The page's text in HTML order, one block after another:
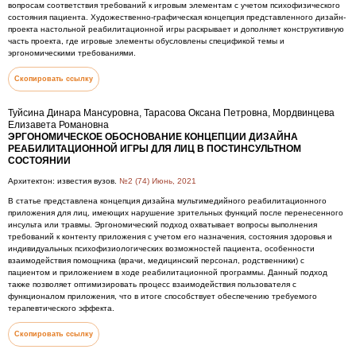
вопросам соответствия требований к игровым элементам с учетом психофизического
состояния пациента. Художественно-графическая концепция представленного дизайн-
проекта настольной реабилитационной игры раскрывает и дополняет конструктивную
часть проекта, где игровые элементы обусловлены спецификой темы и
эргономическими требованиями.
Скопировать ссылку
Туйсина Динара Мансуровна, Тарасова Оксана Петровна, Мордвинцева
Елизавета Романовна
ЭРГОНОМИЧЕСКОЕ ОБОСНОВАНИЕ КОНЦЕПЦИИ ДИЗАЙНА
РЕАБИЛИТАЦИОННОЙ ИГРЫ ДЛЯ ЛИЦ В ПОСТИНСУЛЬТНОМ
СОСТОЯНИИ
Архитектон: известия вузов. №2 (74) Июнь, 2021
В статье представлена концепция дизайна мультимедийного реабилитационного
приложения для лиц, имеющих нарушение зрительных функций после перенесенного
инсульта или травмы. Эргономический подход охватывает вопросы выполнения
требований к контенту приложения с учетом его назначения, состояния здоровья и
индивидуальных психофизиологических возможностей пациента, особенности
взаимодействия помощника (врачи, медицинский персонал, родственники) с
пациентом и приложением в ходе реабилитационной программы. Данный подход
также позволяет оптимизировать процесс взаимодействия пользователя с
функционалом приложения, что в итоге способствует обеспечению требуемого
терапевтического эффекта.
Скопировать ссылку